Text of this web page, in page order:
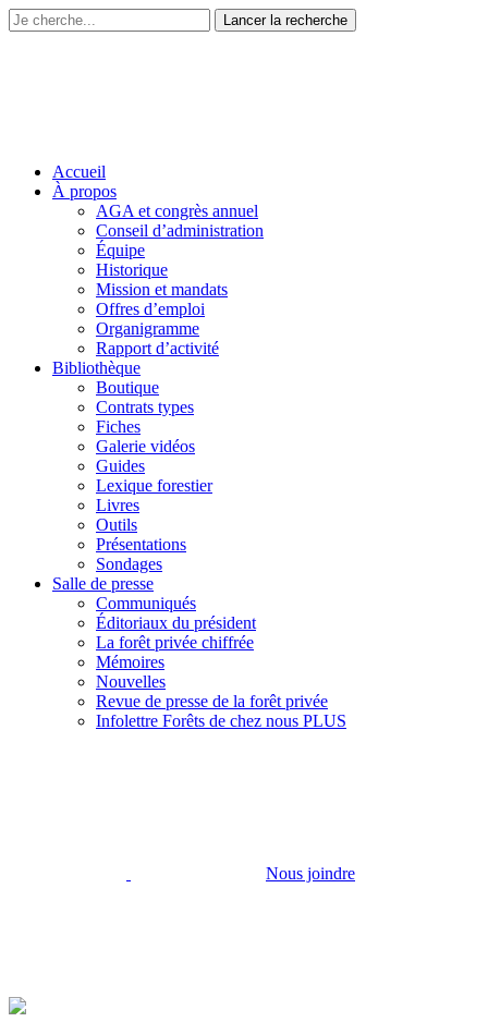
Accueil
À propos
AGA et congrès annuel
Conseil d’administration
Équipe
Historique
Mission et mandats
Offres d’emploi
Organigramme
Rapport d’activité
Bibliothèque
Boutique
Contrats types
Fiches
Galerie vidéos
Guides
Lexique forestier
Livres
Outils
Présentations
Sondages
Salle de presse
Communiqués
Éditoriaux du président
La forêt privée chiffrée
Mémoires
Nouvelles
Revue de presse de la forêt privée
Infolettre Forêts de chez nous PLUS
Nous joindre